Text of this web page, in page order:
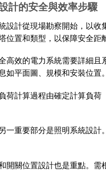
計的安全與效率步驟
設計從現場勘察開始，以
位置和類型，以保障安全距
高效的電力系統需要詳細且
如平面圖、規模和安裝位置
荷計算過程由確定計算負
一重要部分是照明系統設
開關位置設計也是重點。